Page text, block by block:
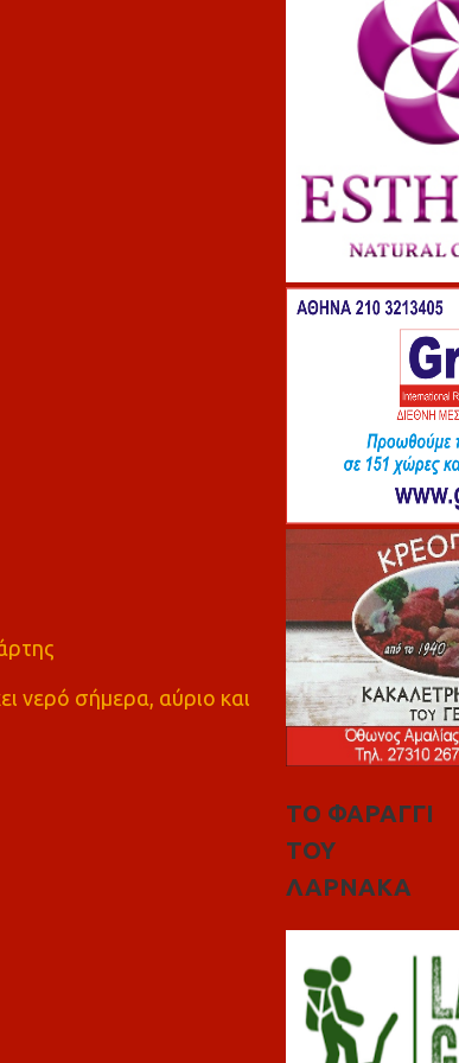
νερό σήμερα, αύριο και
ΤΟ ΦΑΡΑΓΓΙ
ΤΟΥ
ΛΑΡΝΑΚΑ